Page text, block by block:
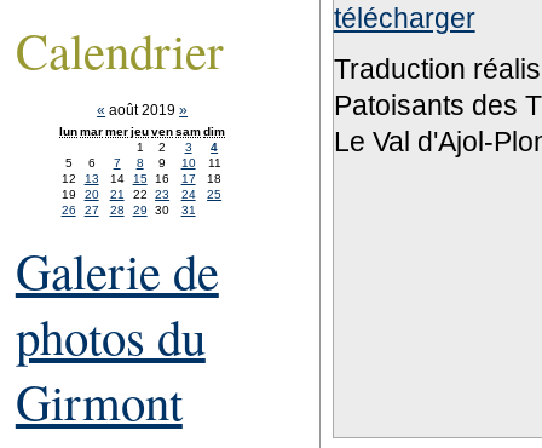
télécharger
Traduction
Patoisants des
Le Val d'Ajol-
Calendrier
« août 2019»
lunmarmerjeuvensamdim
1
2 3
4
5
6 7 8 9 10
11
12
13 14 15 16 17
18
19
20 21 22 23 24
25
26
27 28 29 30 31
Galerie de
photos du
Girmont